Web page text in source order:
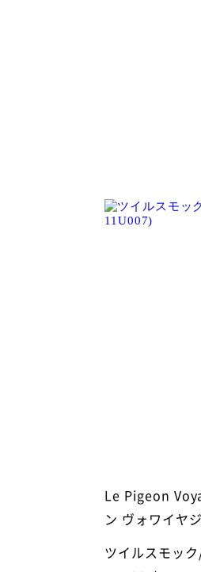
Le Pigeon
ン ヴォワイヤ
ツイルスモッ